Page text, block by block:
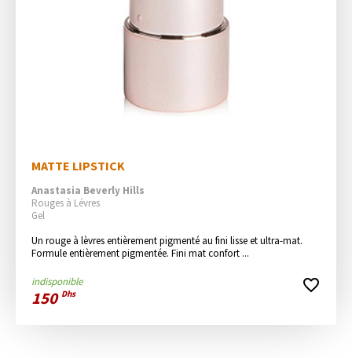
MATTE LIPSTICK
Anastasia Beverly Hills
Rouges à Lévres
Gel
Un rouge à lèvres entièrement pigmenté au fini lisse et ultra-mat.
Formule entièrement pigmentée. Fini mat confort ...
indisponible
150 Dhs favorite_border